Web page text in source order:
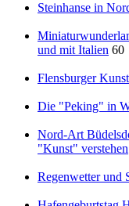
Steinhanse in
und mit Italien 60
Flensburger
Die "Peking" in
Nord-Art
"Kunst" verstehen
Regenwetter und